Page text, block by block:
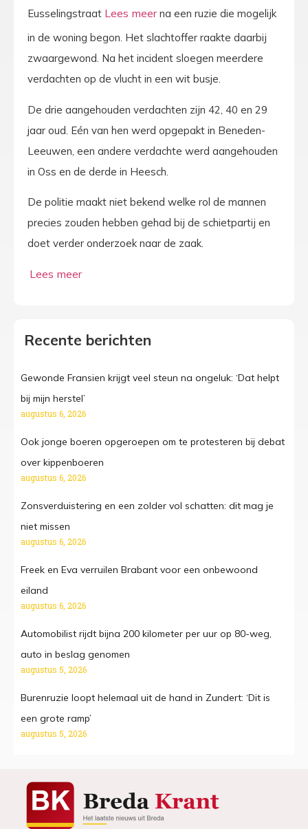
Eusselingstraat
na een ruzie die mogelijk
in de woning begon. Het slachtoffer raakte daarbij
zwaargewond. Na het incident sloegen meerdere
verdachten op de vlucht in een wit busje.
De drie aangehouden verdachten zijn 42, 40 en 29
jaar oud. Eén van hen werd opgepakt in Beneden-
Leeuwen, een andere verdachte werd aangehouden
in Oss en de derde in Heesch.
De politie maakt niet bekend welke rol de mannen
precies zouden hebben gehad bij de schietpartij en
doet verder onderzoek naar de zaak.
Recente berichten
Gewonde Fransien krijgt veel steun na ongeluk: ‘Dat helpt
bij mijn herstel’
augustus 6, 2026
Ook jonge boeren opgeroepen om te protesteren bij debat
over kippenboeren
augustus 6, 2026
Zonsverduistering en een zolder vol schatten: dit mag je
niet missen
augustus 6, 2026
Freek en Eva verruilen Brabant voor een onbewoond
eiland
augustus 6, 2026
Automobilist rijdt bijna 200 kilometer per uur op 80-weg,
auto in beslag genomen
augustus 5, 2026
Burenruzie loopt helemaal uit de hand in Zundert: ‘Dit is
een grote ramp’
augustus 5, 2026